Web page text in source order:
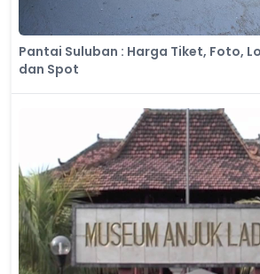
Pantai Suluban : Harga Tiket, Foto,
dan Spot